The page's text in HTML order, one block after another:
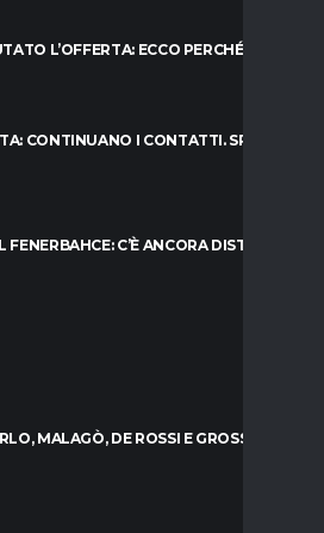
L’OFFERTA: ECCO PERCHÉ
CONTINUANO I CONTATTI. SPUNTA
C’È ANCORA DISTANZA
MALAGÒ, DE ROSSI E GROSSO: VI